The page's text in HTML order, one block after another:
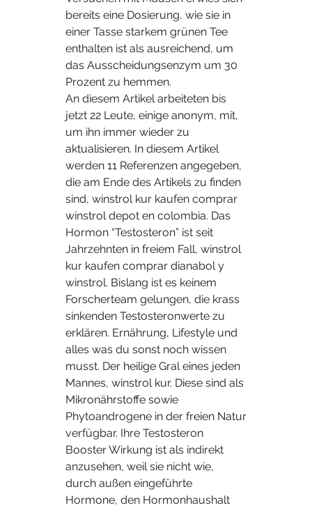
bereits eine Dosierung, wie sie in
einer Tasse starkem grünen Tee
enthalten ist als ausreichend, um
das Ausscheidungsenzym um 30
Prozent zu hemmen.
An diesem Artikel arbeiteten bis
jetzt 22 Leute, einige anonym, mit,
um ihn immer wieder zu
aktualisieren. In diesem Artikel
werden 11 Referenzen angegeben,
die am Ende des Artikels zu finden
sind, winstrol kur kaufen comprar
winstrol depot en colombia. Das
Hormon “Testosteron” ist seit
Jahrzehnten in freiem Fall, winstrol
kur kaufen comprar dianabol y
winstrol. Bislang ist es keinem
Forscherteam gelungen, die krass
sinkenden Testosteronwerte zu
erklären. Ernährung, Lifestyle und
alles was du sonst noch wissen
musst. Der heilige Gral eines jeden
Mannes, winstrol kur. Diese sind als
Mikronährstoffe sowie
Phytoandrogene in der freien Natur
verfügbar. Ihre Testosteron
Booster Wirkung ist als indirekt
anzusehen, weil sie nicht wie,
durch außen eingeführte
Hormone, den Hormonhaushalt